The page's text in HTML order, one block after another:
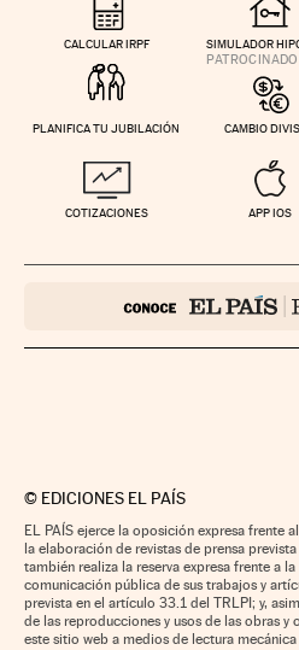
CALCULAR IRPF SIMULADOR
PLANIFICA TU JUBILACIÓN CAMBIO
COTIZACIONES APP IOS
© EDICIONES EL PAÍS
EL PAÍS ejerce la oposición expresa frente
la elaboración de revistas de prensa
también realiza la reserva expresa frente a
comunicación pública de sus trabajos y
prevista en el artículo 33.1 del TRLPI; y,
de las reproducciones y usos de las obras y
este sitio web a medios de lectura